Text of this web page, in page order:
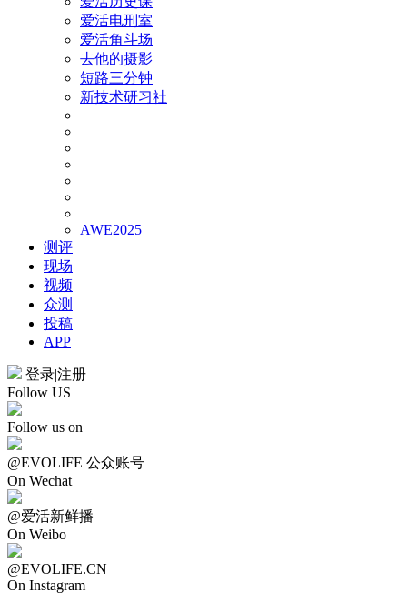
爱活电刑室
爱活角斗场
去他的摄影
短路三分钟
新技术研习社
AWE2025
测评
现场
视频
众测
投稿
APP
登录|注册
Follow US
Follow us on
@EVOLIFE 公众账号
On Wechat
@爱活新鲜播
On Weibo
@EVOLIFE.CN
On Instagram